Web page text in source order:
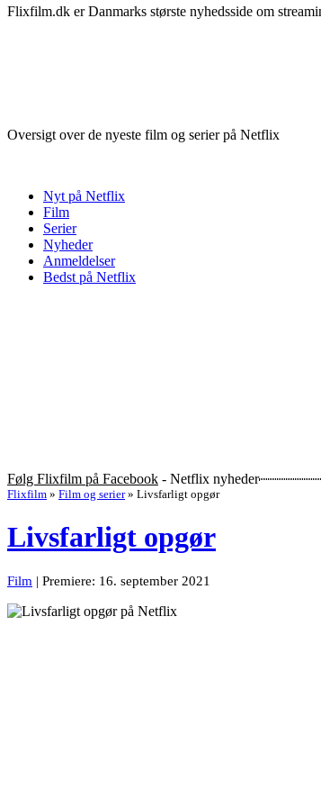
Flixfilm.dk er Danmarks største nyhedsside om
Oversigt over de nyeste film og serier på Netflix
Nyt på Netflix
Film
Serier
Nyheder
Anmeldelser
Bedst på Netflix
Følg Flixfilm på Facebook - Netflix nyheder
Flixfilm » Film og serier » Livsfarligt opgør
Livsfarligt opgør
Film | Premiere: 16. september 2021